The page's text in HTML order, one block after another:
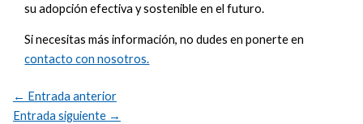
su adopción efectiva y sostenible en el futuro.
Si necesitas más información, no dudes en ponerte en
contacto con nosotros.
← Entrada anterior
Entrada siguiente →